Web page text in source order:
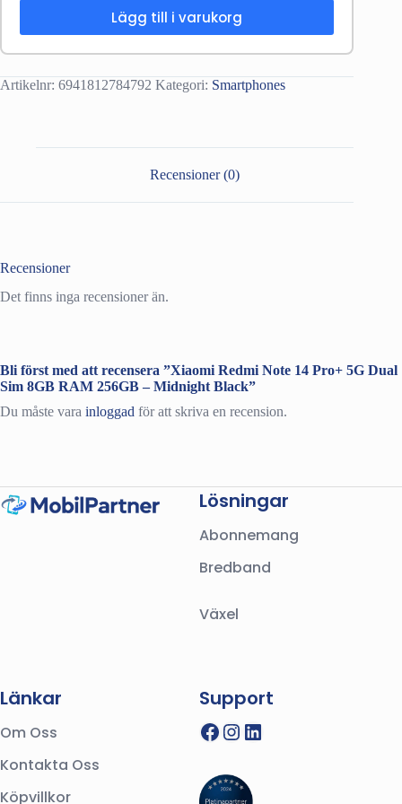
Lägg till i varukorg
Artikelnr: 6941812784792 Kategori: Smartphones
Recensioner (0)
Recensioner
Det finns inga recensioner än.
Bli först med att recensera ”Xiaomi Redmi Note 14 Pro+ 5G Dual
Sim 8GB RAM 256GB – Midnight Black”
Du måste vara inloggad för att skriva en recension.
Lösningar
Abonnemang
Bredband
Växel
Länkar
Om Oss
Kontakta Oss
Köpvillkor
Support
Facebook
Instagram
LinkedIn